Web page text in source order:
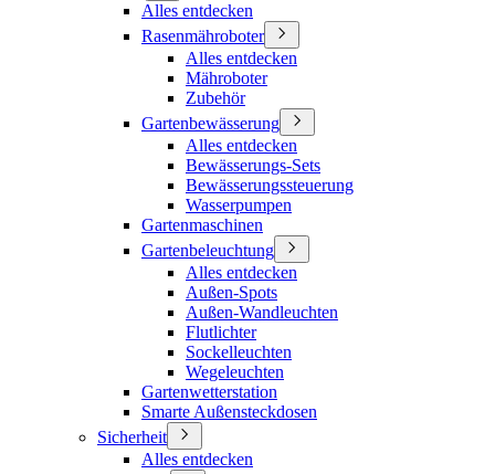
Alles entdecken
Rasenmähroboter
Alles entdecken
Mähroboter
Zubehör
Gartenbewässerung
Alles entdecken
Bewässerungs-Sets
Bewässerungssteuerung
Wasserpumpen
Gartenmaschinen
Gartenbeleuchtung
Alles entdecken
Außen-Spots
Außen-Wandleuchten
Flutlichter
Sockelleuchten
Wegeleuchten
Gartenwetterstation
Smarte Außensteckdosen
Sicherheit
Alles entdecken